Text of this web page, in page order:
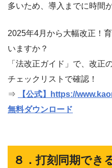
多いため、導入までに時間
2025年4月から大幅改正！
いますか？
「法改正ガイド」で、改正
チェックリストで確認！
⇒
【公式】https://
無料ダウンロード
８．打刻同期でき